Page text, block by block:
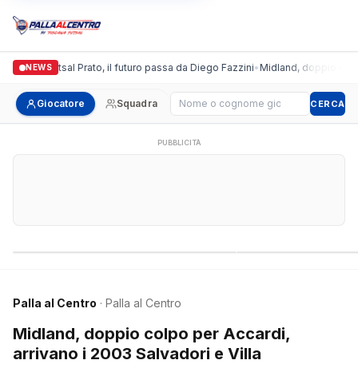
NEWS
Futsal Prato, il futuro passa da Diego Fazzini•Midland, doppio colpo
Giocatore Squadra Cerca giocatore CERCA
PUBBLICITÀ
Palla al Centro · Palla al Centro
Midland, doppio colpo per Accardi,
arrivano i 2003 Salvadori e Villa